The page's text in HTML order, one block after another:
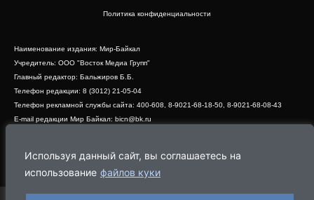
Используя данный сайт, вы соглашаетесь на
использование файлов куки
Политика конфиденциальности
Наименование издания: Мир-Байкал
Учредитель: ООО "Восток Медиа Групп"
Главный редактор: Бальжиров Б.Б.
Телефон редакции: 8 (3012) 21-05-04
Телефон рекламной службы сайта: 400-608, 8-9021-68-18-50, 8-9021-68-08-43
E-mail редакции Мир Байкал: bicn@bk.ru
Адрес редакции: 670000, г. Улан-Удэ, ул. Профсоюзная, дом 44, офис 1